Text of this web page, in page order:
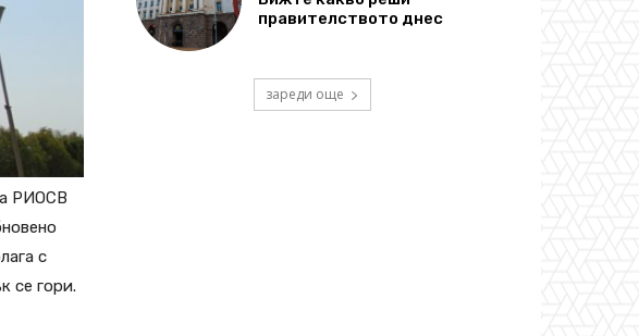
РИОСВ
с
се гори.
правителството днес
зареди още